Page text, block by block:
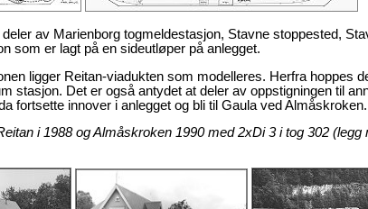
av Marienborg togmeldestasjon, Stavne stoppested,
som er lagt på en sideutløper på anlegget.
ligger Reitan-viadukten som modelleres. Herfra hoppes
stasjon. Det er også antydet at deler av oppstigningen til
fortsette innover i anlegget og bli til Gaula ved Almåskroken.
i 1988 og Almåskroken 1990 med 2xDi 3 i tog 302